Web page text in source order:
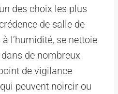
des choix les plus
de salle de
l’humidité, se nettoie
de nombreux
de vigilance
peuvent noircir ou